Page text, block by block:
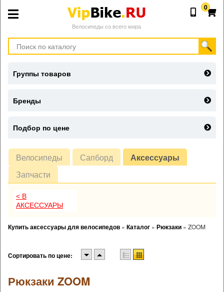
Велосипеды со всего мира
0
Велосипеды Сапборд
Аксессуары
Запчасти
< В
АКСЕССУАРЫ
Купить аксессуары для велосипедов » Каталог » Рюкзаки » ZOOM
Сортировать по цене:
Рюкзаки ZOOM
Группы товаров
Бренды
Подбор по цене